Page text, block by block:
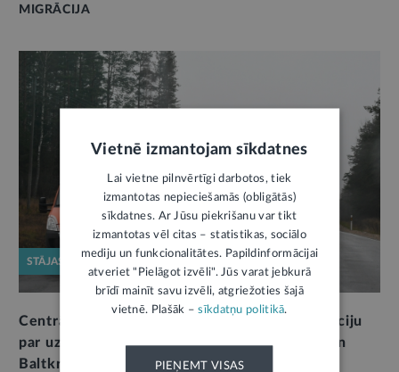
MIGRĀCIJA
STĀJAS SPĒKĀ
Centrālā statistikas pārvalde publicēs informāciju
par uzņēmumiem, kas sadarbojas ar Krieviju un
Baltkrieviju
Vietnē izmantojam sīkdatnes
Lai vietne pilnvērtīgi darbotos, tiek
izmantotas nepieciešamās (obligātās)
sīkdatnes. Ar Jūsu piekrišanu var tikt
izmantotas vēl citas – statistikas, sociālo
mediju un funkcionalitātes. Papildinformācijai
atveriet "Pielāgot izvēli". Jūs varat jebkurā
brīdī mainīt savu izvēli, atgriežoties šajā
vietnē. Plašāk –sīkdatņu politikā.
PIEŅEMT VISAS